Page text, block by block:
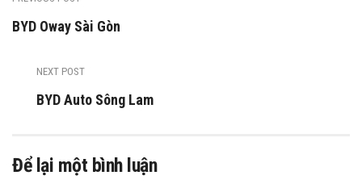
BYD Oway Sài Gòn
NEXT POST
BYD Auto Sông Lam
Để lại một bình luận